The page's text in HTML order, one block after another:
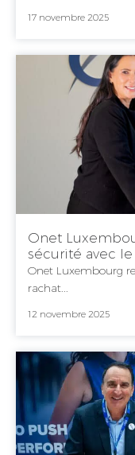
17 novembre 2025
Onet
sécurité avec
Onet Luxembourg
rachat...
12 novembre 2025